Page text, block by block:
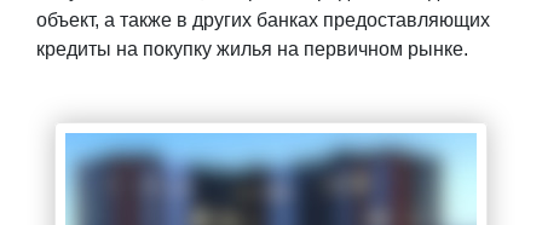
объект, а также в других банках предоставляющих
кредиты на покупку жилья на первичном рынке.